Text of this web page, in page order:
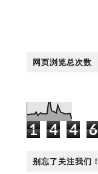
网页浏览总次数
1 4 4 6
别忘了关注我们！